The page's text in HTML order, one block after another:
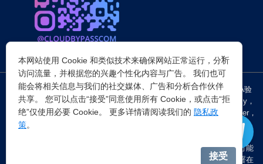
突破所有反Anti-bot机器人检查，轻松绕过cloudflare验证、CAPTCHA验
证，WAF，CC防护和Cloudflare爬虫验证，并提供了HTTP API和Proxy，
包括接口地址、请求参数、返回处理；以及 Cloudflare反爬虫设置Referer，
，在中国大陆IP环境下直连时可能
会出现不稳定的情况，但您可以通过以下两种方式解决：一是将其部署在
×
本网站使用 Cookie 和类似技术来确保网站正常运行，分析
访问流量，并根据您的兴趣个性化内容与广告。 我们也可
能会将相关信息与我们的社交媒体、广告和分析合作伙伴
共享。 您可以点击“接受”同意使用所有 Cookie，或点击“拒
绝”仅使用必要 Cookie。 更多详情请阅读我们的 隐私政
策。
接受